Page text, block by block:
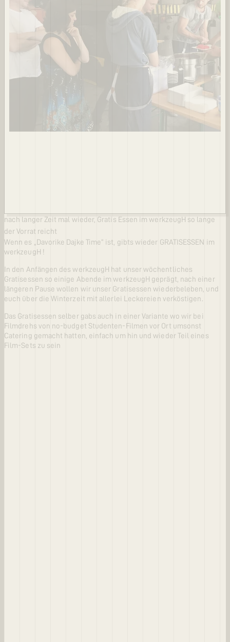
nach langer Zeit mal wieder, Gratis Essen im werkzeugH so lange
der Vorrat reicht
Wenn es „Davorike Dajke Time“ ist, gibts wieder GRATISESSEN im
werkzeugH !
In den Anfängen des werkzeugH hat unser wöchentliches
Gratisessen so einige Abende im werkzeugH geprägt, nach einer
längeren Pause wollen wir unser Gratisessen wiederbeleben, und
euch über die Winterzeit mit allerlei Leckereien verköstigen.
Das Gratisessen selber gabs auch in einer Variante wo wir bei
Filmdrehs von no-budget Studenten-Filmen vor Ort umsonst
Catering gemacht hatten, einfach um hin und wieder Teil eines
Film-Sets zu sein